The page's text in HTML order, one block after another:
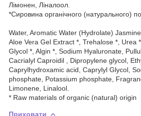
Лімонен, Ліналоол.
*Сировина органічного (натурального)
Water, Aromatic Water (Hydrolate)
Aloe Vera Gel Extract *, Trehalose *, Urea
Glycol *, Algin *, Sodium Hyaluronate,
Cacrialyl Caproidil , Dipropylene glycol,
Caprylhydroxamic acid, Caprylyl Glycol,
phosphate, Potassium phosphate,
Limonene, Linalool.
* Raw materials of organic (natural) origin
Приховати